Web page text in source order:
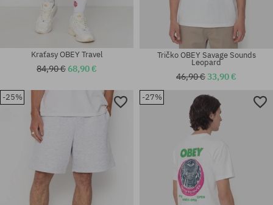
Dostupné veľkosti:
Dostupné veľkosti:
Kraťasy OBEY Travel
84,90 €68,90 €
Tričko OBEY Savage Sounds
Leopard
46,90 €33,90 €
-25% -27%